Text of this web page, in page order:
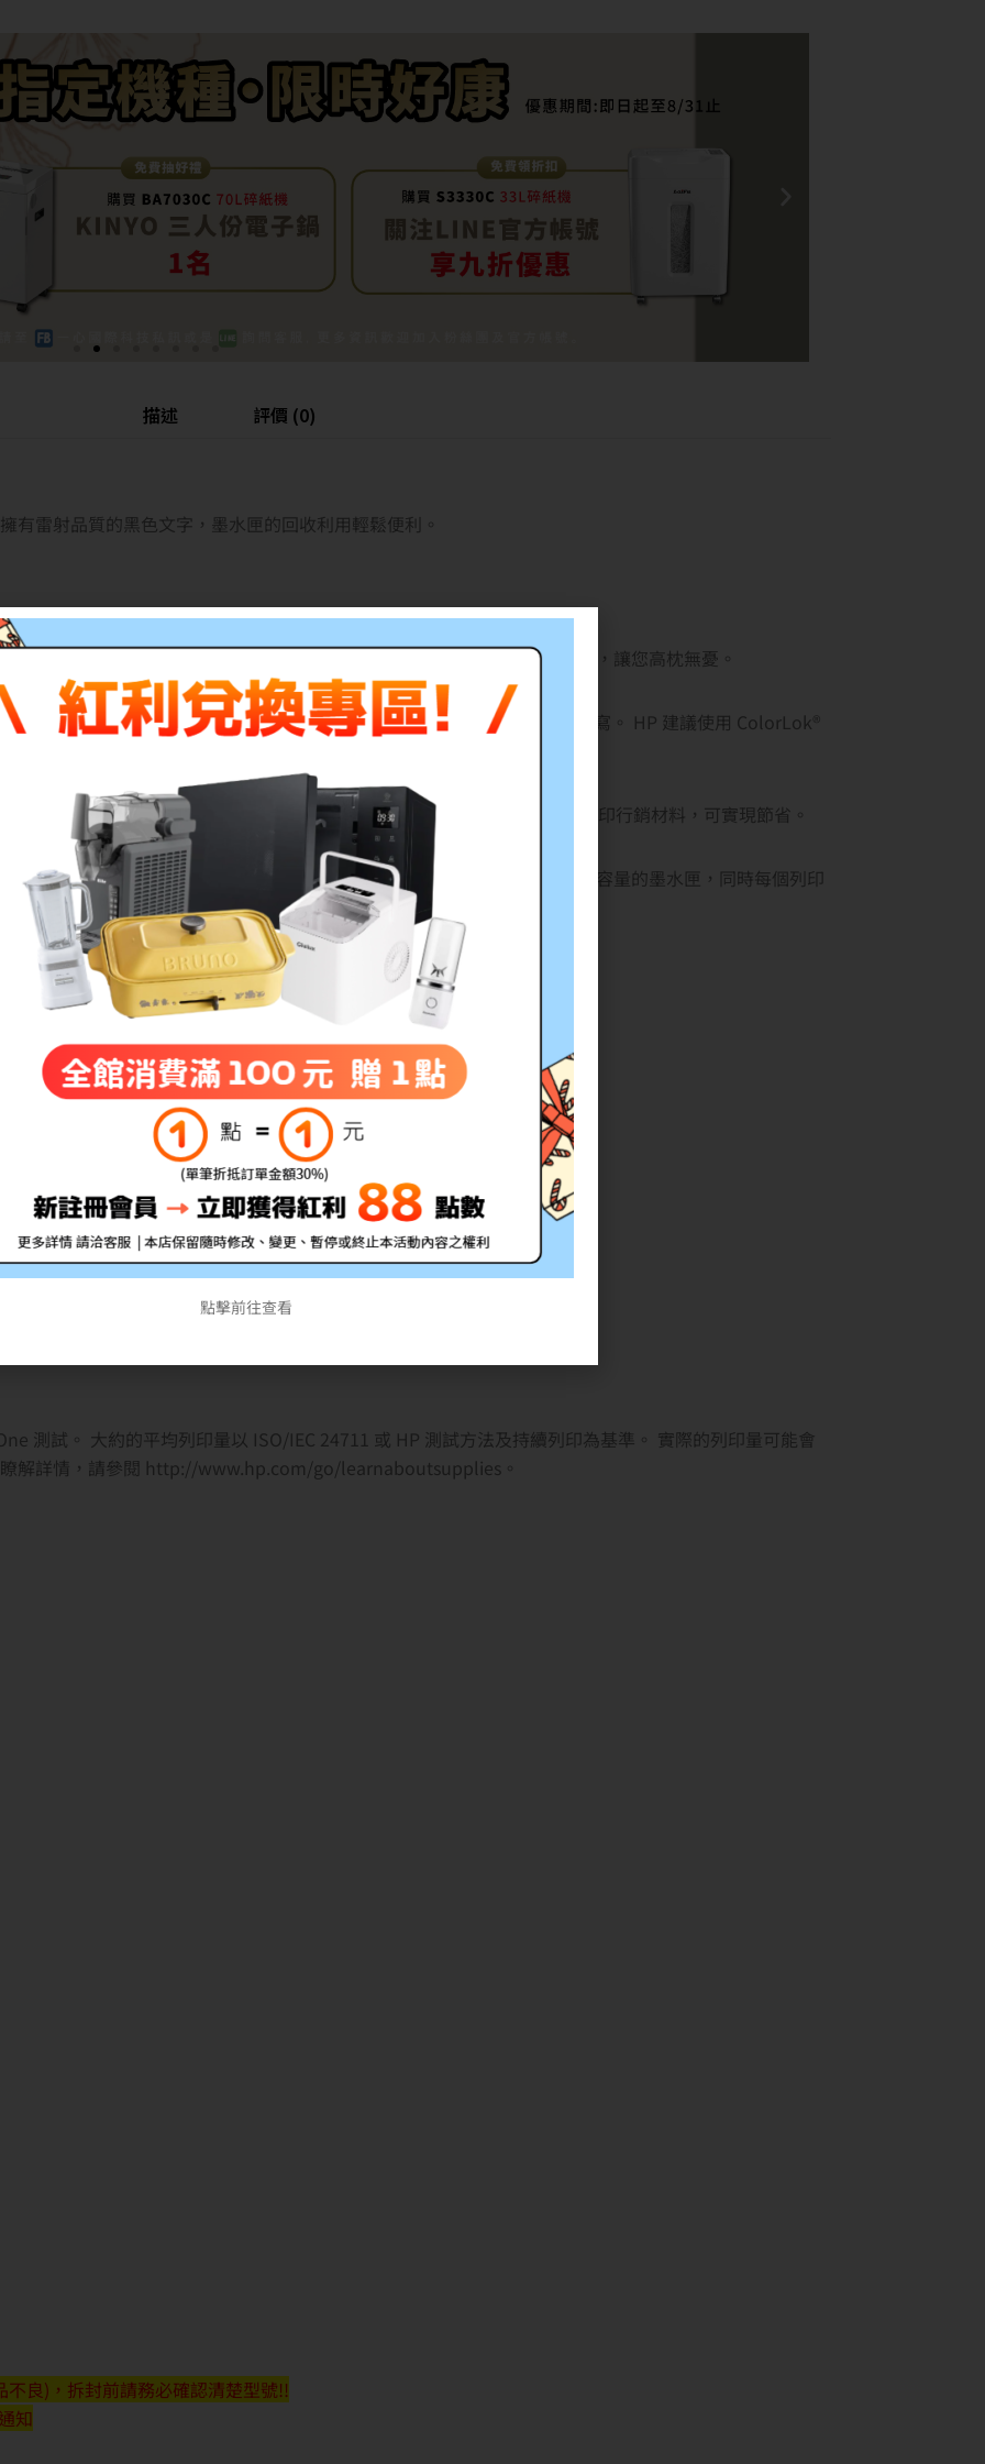
描述 評價 (0)
雷射品質的黑色文字，墨水匣的回收利用輕鬆便利。
使用原廠 HP 墨水和令人印象深刻的可靠性功能，每頁都可獲得一致的色彩，讓您高枕無憂。
質文件。您的文件及行銷材料甚至可以經受使用突出效果更強的筆進行書寫。 HP 建議使用 ColorLok®
件。 運用可單獨更換的墨水與高容量墨水匣，實現更大價值。在辦公室列印行銷材料，可實現節省。
從減少包裝到輕鬆回收利用，HP 可以協助您降低對環境的影響。 取得更高容量的墨水匣，同時每個列印
測試。 大約的平均列印量以 ISO/IEC 24711 或 HP 測試方法及持續列印為基準。 實際的列印量可能會
解詳情，請參閱 http://www.hp.com/go/learnaboutsupplies。
良)，拆封前請務必確認清楚型號!!
知
點擊前往查看